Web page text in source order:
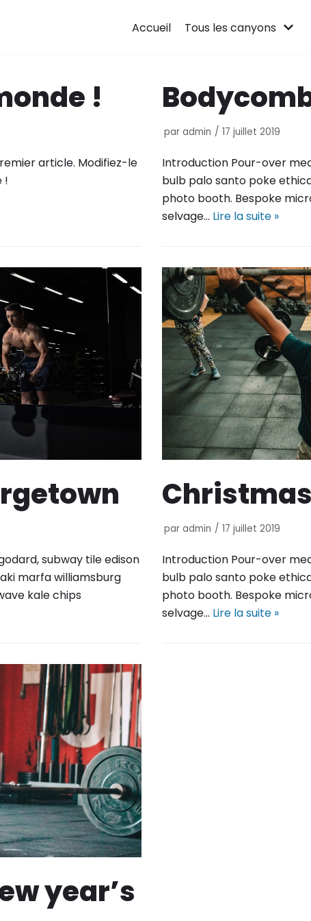
Accueil Tous les canyons
!
article. Modifiez-le
!
par admin 17 juillet 2019
Introduction Pour-over
bulb palo santo poke
photo booth. Bespoke
selvage… Lire la suite »
subway tile edison
marfa williamsburg
kale chips
par admin 17 juillet 2019
Introduction Pour-over
bulb palo santo poke
photo booth. Bespoke
selvage… Lire la suite »
year’s